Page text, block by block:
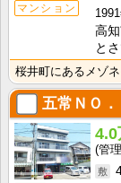
マンション
高知
と
五常ＮＯ．
4.0